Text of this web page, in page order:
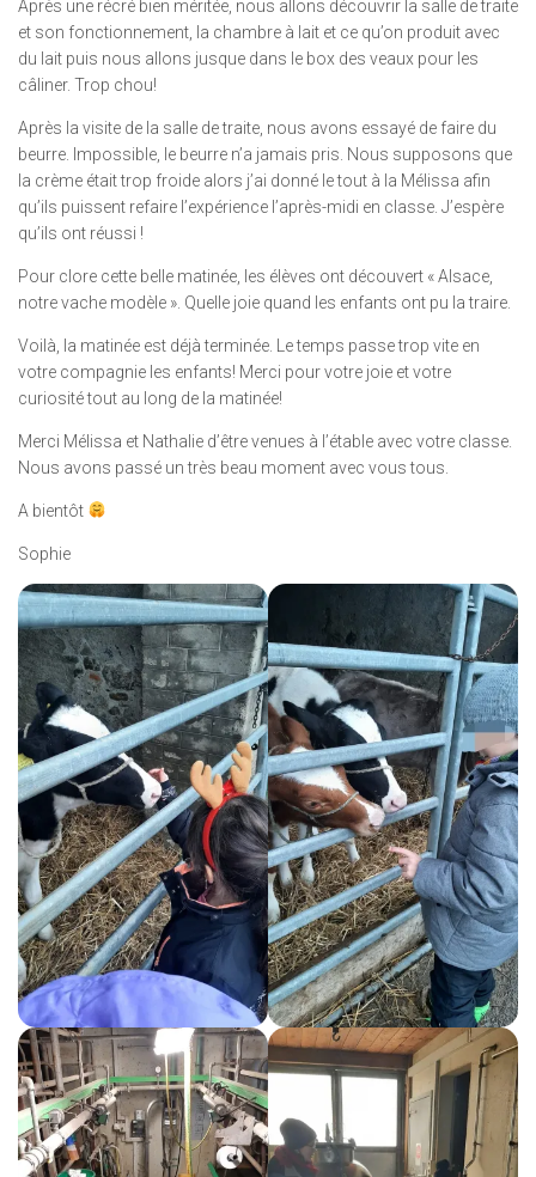
Après une récré bien méritée, nous allons découvrir la salle de traite
et son fonctionnement, la chambre à lait et ce qu’on produit avec
du lait puis nous allons jusque dans le box des veaux pour les
câliner. Trop chou!
Après la visite de la salle de traite, nous avons essayé de faire du
beurre. Impossible, le beurre n’a jamais pris. Nous supposons que
la crème était trop froide alors j’ai donné le tout à la Mélissa afin
qu’ils puissent refaire l’expérience l’après-midi en classe. J’espère
qu’ils ont réussi !
Pour clore cette belle matinée, les élèves ont découvert « Alsace,
notre vache modèle ». Quelle joie quand les enfants ont pu la traire.
Voilà, la matinée est déjà terminée. Le temps passe trop vite en
votre compagnie les enfants! Merci pour votre joie et votre
curiosité tout au long de la matinée!
Merci Mélissa et Nathalie d’être venues à l’étable avec votre classe.
Nous avons passé un très beau moment avec vous tous.
A bientôt
Sophie